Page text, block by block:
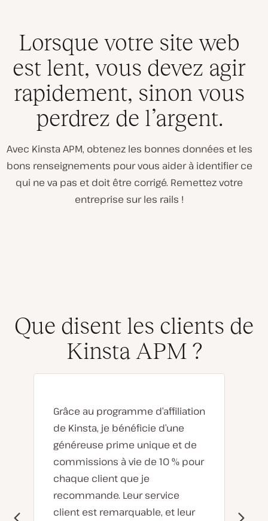
Lorsque votre site web
est lent, vous devez agir
rapidement, sinon vous
perdrez de l’argent.
Avec Kinsta APM, obtenez les bonnes données et les
bons renseignements pour vous aider à identifier ce
qui ne va pas et doit être corrigé. Remettez votre
entreprise sur les rails !
Que disent les clients de
Kinsta APM ?
Grâce au programme d’affiliation
de Kinsta, je bénéficie d’une
généreuse prime unique et de
commissions à vie de 10 % pour
chaque client que je
recommande. Leur service
client est remarquable, et leur